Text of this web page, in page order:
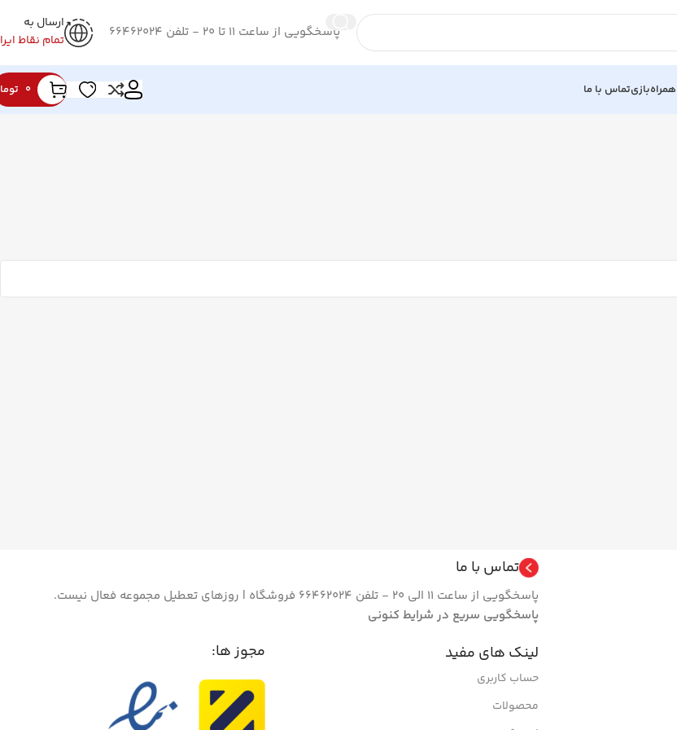
پاسخگویی از ساعت 11 تا 20 - تلفن 66462024
ارسال به
تمام نقاط
بازیتماس با ما 0
تماس با ما
پاسخگویی از ساعت 11 الی 20 - تلفن 66462024 فروشگاه | روزهای تعطیل مجموعه فعال نیست.
پاسخگویی سریع در شرایط کنونی
لینک های مفید
حساب کاربری
محصولات
مجوز ها: